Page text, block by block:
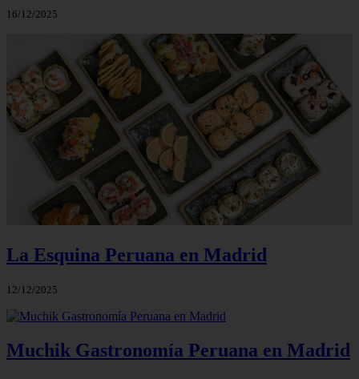
16/12/2025
La Esquina Peruana en Madrid
12/12/2025
Muchik Gastronomía Peruana en Madrid